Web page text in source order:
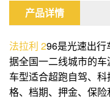
产品详情
法拉利 296是光速出行
据全国一二线城市的
车型适合超跑自驾、
格、档期、押金、保险